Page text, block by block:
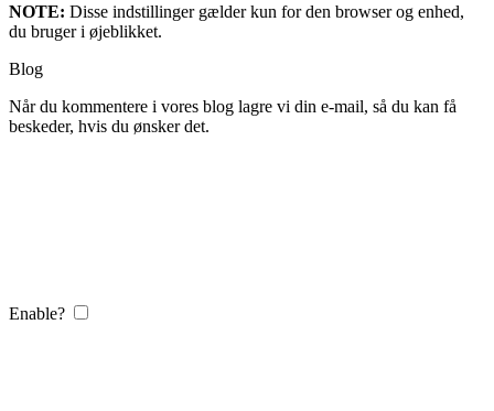
NOTE: Disse indstillinger gælder kun for den browser og enhed,
du bruger i øjeblikket.
Blog
Når du kommentere i vores blog lagre vi din e-mail, så du kan få
beskeder, hvis du ønsker det.
Enable?